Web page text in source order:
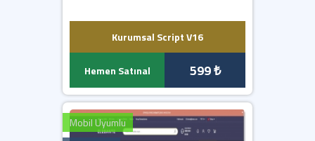
Kurumsal Script V16
Hemen Satınal 599 ₺
Mobil Uyumlu